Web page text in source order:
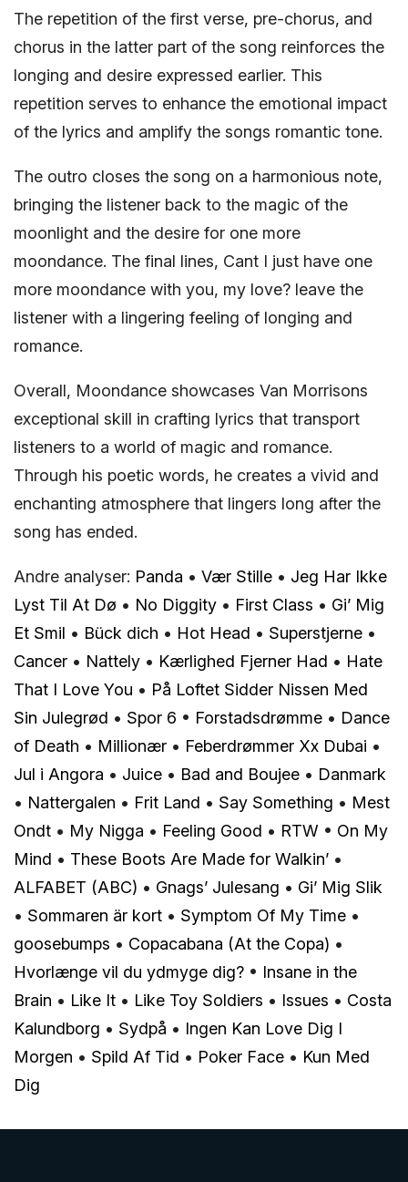
The repetition of the first verse, pre-chorus, and
chorus in the latter part of the song reinforces the
longing and desire expressed earlier. This
repetition serves to enhance the emotional impact
of the lyrics and amplify the songs romantic tone.
The outro closes the song on a harmonious note,
bringing the listener back to the magic of the
moonlight and the desire for one more
moondance. The final lines, Cant I just have one
more moondance with you, my love? leave the
listener with a lingering feeling of longing and
romance.
Overall, Moondance showcases Van Morrisons
exceptional skill in crafting lyrics that transport
listeners to a world of magic and romance.
Through his poetic words, he creates a vivid and
enchanting atmosphere that lingers long after the
song has ended.
Andre analyser: Panda • Vær Stille • Jeg Har Ikke
Lyst Til At Dø • No Diggity • First Class • Gi’ Mig
Et Smil • Bück dich • Hot Head • Superstjerne •
Cancer • Nattely • Kærlighed Fjerner Had • Hate
That I Love You • På Loftet Sidder Nissen Med
Sin Julegrød • Spor 6 • Forstadsdrømme • Dance
of Death • Millionær • Feberdrømmer Xx Dubai •
Jul i Angora • Juice • Bad and Boujee • Danmark
• Nattergalen • Frit Land • Say Something • Mest
Ondt • My Nigga • Feeling Good • RTW • On My
Mind • These Boots Are Made for Walkin’ •
ALFABET (ABC) • Gnags’ Julesang • Gi’ Mig Slik
• Sommaren är kort • Symptom Of My Time •
goosebumps • Copacabana (At the Copa) •
Hvorlænge vil du ydmyge dig? • Insane in the
Brain • Like It • Like Toy Soldiers • Issues • Costa
Kalundborg • Sydpå • Ingen Kan Love Dig I
Morgen • Spild Af Tid • Poker Face • Kun Med
Dig